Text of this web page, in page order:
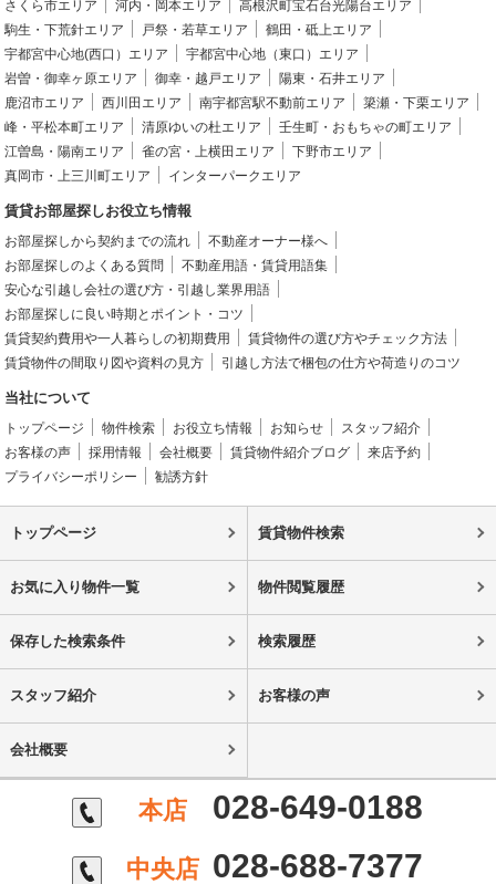
さくら市エリア
河内・岡本エリア
高根沢町宝石台光陽台エリア
駒生・下荒針エリア
戸祭・若草エリア
鶴田・砥上エリア
宇都宮中心地(西口）エリア
宇都宮中心地（東口）エリア
岩曽・御幸ヶ原エリア
御幸・越戸エリア
陽東・石井エリア
鹿沼市エリア
西川田エリア 南宇都宮駅不動前エリア
簗瀬・下栗エリア
峰・平松本町エリア
清原ゆいの杜エリア
壬生町・おもちゃの町エリア
江曽島・陽南エリア
雀の宮・上横田エリア
下野市エリア
真岡市・上三川町エリア
インターパークエリア
賃貸お部屋探しお役立ち情報
お部屋探しから契約までの流れ
不動産オーナー様へ
お部屋探しのよくある質問
不動産用語・賃貸用語集
安心な引越し会社の選び方・引越し業界用語
お部屋探しに良い時期とポイント・コツ
賃貸契約費用や一人暮らしの初期費用
賃貸物件の選び方やチェック方法
賃貸物件の間取り図や資料の見方
引越し方法で梱包の仕方や荷造りのコツ
当社について
トップページ 物件検索 お役立ち情報 お知らせ
スタッフ紹介
お客様の声
採用情報 会社概要 賃貸物件紹介ブログ
来店予約
プライバシーポリシー
勧誘方針
トップページ 賃貸物件検索
お気に入り物件一覧 物件閲覧履歴
保存した検索条件 検索履歴
スタッフ紹介 お客様の声
会社概要
本店 028-649-0188
中央店 028-688-7377